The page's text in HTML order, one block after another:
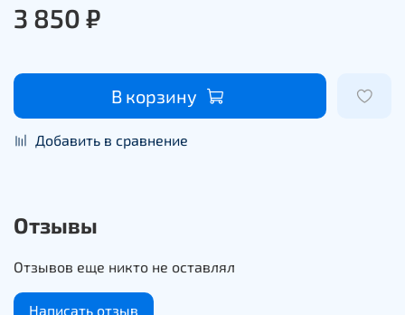
3 850 ₽
В корзину
Добавить в сравнение
Отзывы
Отзывов еще никто не оставлял
Написать отзыв